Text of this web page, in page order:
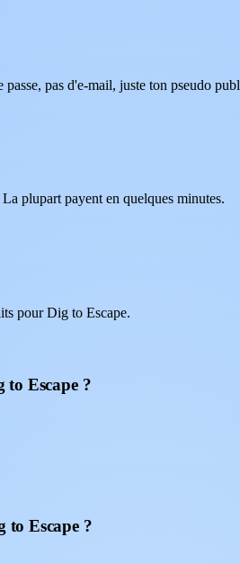
pas d'e-mail, juste ton pseudo
plupart payent en quelques minutes.
pour Dig to Escape.
to Escape ?
to Escape ?